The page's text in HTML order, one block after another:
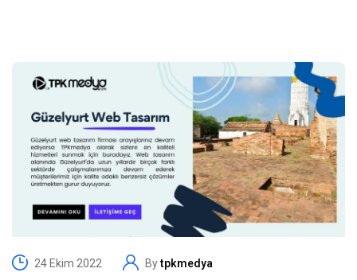
24 Ekim 2022 Bytpkmedya